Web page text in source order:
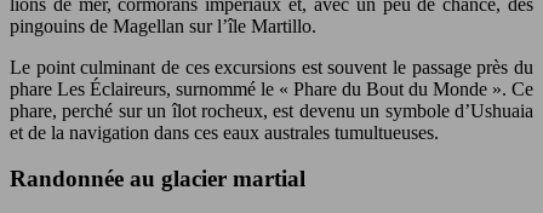
pingouins de Magellan sur l’île Martillo.
Le point culminant de ces excursions est souvent le passage près du
phare Les Éclaireurs, surnommé le « Phare du Bout du Monde ». Ce
phare, perché sur un îlot rocheux, est devenu un symbole d’Ushuaia
et de la navigation dans ces eaux australes tumultueuses.
Randonnée au glacier martial